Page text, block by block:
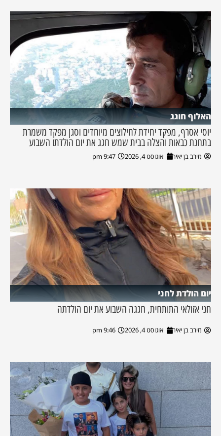
האלוף חוגג
יוסי אסרף, מפקד יחידת לחילוצים מיוחדים וסגן מפקד משמרת
בתחנת כבאות והצלה בבית שמש חגג את יום הולדתו השבוע
מירב בן יאיר אוגוסט 4, 2026 9:47 pm
יום הולדת לחני
חני אזולאי התותחית, חגגה השבוע את יום הולדתה
מירב בן יאיר אוגוסט 4, 2026 9:46 pm